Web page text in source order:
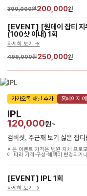
399,000원200,000원
[EVENT] [원데이 잡티 지
(100샷 이내) 1회
자세히 보기 ->
499,000원250,000원
카카오톡 채널 추가 홈페이지
IPL
120,000원~
검버섯, 주근깨 보기 싫은 잡
※ 본 이벤트 가격은 병원 자체 프로
에 따라 가격·구성·혜택이 변경되거
[EVENT] IPL 1회
자세히 보기 ->